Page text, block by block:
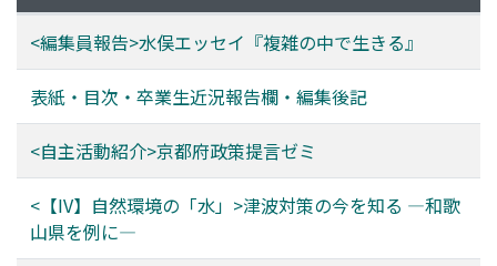
<編集員報告>水俣エッセイ『複雑の中で生きる』
表紙・目次・卒業生近況報告欄・編集後記
<自主活動紹介>京都府政策提言ゼミ
<【IV】自然環境の「水」>津波対策の今を知る ―和歌
山県を例に―